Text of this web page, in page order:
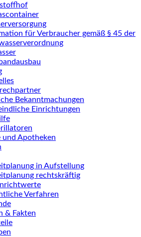
für Verbraucher gemäß § 45 der
Bekanntmachungen
Einrichtungen
und Apotheken
in Aufstellung
rechtskräftig
Verfahren
& Fakten